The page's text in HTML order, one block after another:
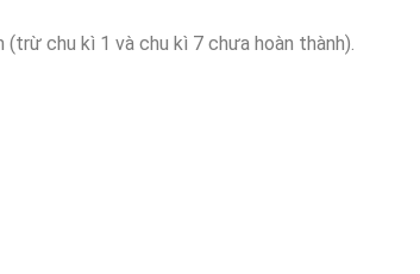
chu kì 1 và chu kì 7 chưa hoàn thành).